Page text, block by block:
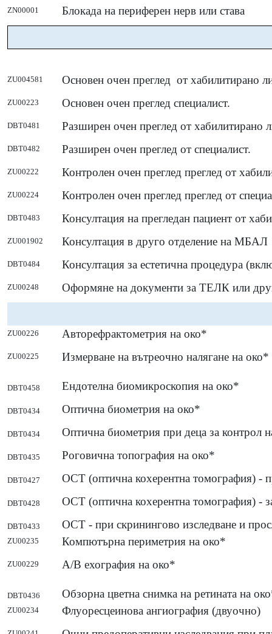
ZN00001 Блокада на периферен нерв или става
ZU004581 Основен очен преглед от хабилитирано
ZU00223 Основен очен преглед специалист.
DBT0481 Разширен очен преглед от хабилитирано
DBT0482 Разширен очен преглед от специалист.
ZU00222 Контролен очен преглед преглед от
ZU00224 Контролен очен преглед преглед от
DBT0483 Консултация на прегледан пациент от
ZU001902 Консултация в друго отделение на МБАЛ
DBT0484 Консултация за естетична процедура
ZU00248 Оформяне на документи за ТЕЛК или
ZU00226 Авторефрактометрия на око*
ZU00225 Измерване на вътреочно налягане на око*
DBT0458 Ендотелна биомикроскопия на око*
DBT0434 Oптична биометрия на око*
DBT0434 Oптична биометрия при деца за контрол
DBT0435 Роговична топография на око*
DBT0427 ОСТ (оптична кохерентна томография) -
DBT0428 ОСТ (оптична кохерентна томография) -
DBT0433 ОСТ - при скринингово изследване и
ZU00235 Компютърна периметрия на око*
ZU00229 A/B ехография на око*
DBT0436 Обзорна цветна снимка на ретината на
ZU00234 Флуоресцеинова ангиография (двуочно)